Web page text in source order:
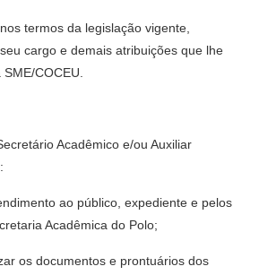
termos da legislação vigente,
cargo e demais atribuições que lhe
COCEU.
Acadêmico e/ou Auxiliar
ao público, expediente e pelos
Acadêmica do Polo;
os documentos e prontuários dos